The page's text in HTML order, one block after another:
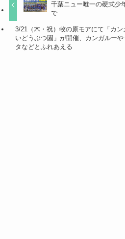
千葉ニュー唯一の硬式少
で
3/21（木・祝）牧の原モアにて「カン
いどうぶつ園」が開催、カンガルー
タなどとふれあえる